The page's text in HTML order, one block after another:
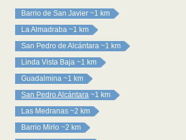
Barrio de San Javier ~1 km
La Almadraba ~1 km
San Pedro de Alcántara ~1 km
Linda Vista Baja ~1 km
Guadalmina ~1 km
San Pedro Alcántara ~1 km
Las Medranas ~2 km
Barrio Mirlo ~2 km